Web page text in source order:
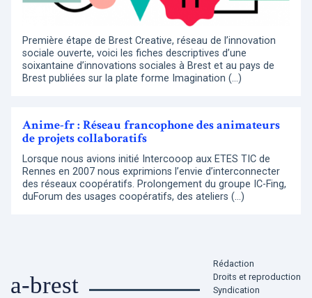
Première étape de Brest Creative, réseau de l’innovation
sociale ouverte, voici les fiches descriptives d’une
soixantaine d’innovations sociales à Brest et au pays de
Brest publiées sur la plate forme Imagination (…)
Anime-fr : Réseau francophone des animateurs
de projets collaboratifs
Lorsque nous avions initié Intercooop aux ETES TIC de
Rennes en 2007 nous exprimions l’envie d’interconnecter
des réseaux coopératifs. Prolongement du groupe IC-Fing,
duForum des usages coopératifs, des ateliers (…)
a-brest
Rédaction
Droits et reproduction
Syndication